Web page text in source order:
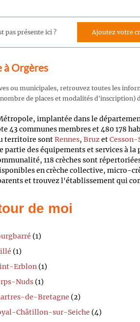
pas présente ici ? Ajoutez votre
à Orgères
ou municipales, retrouvez toutes les
de places et modalités d'inscription)
implantée dans le
43 communes membres et 480 178
territoire sontRennes, BruzetCesson-
partie des équipements et services à la
118 crèches sont
en crèche collective, micro-
et trouvez l'établissement qui
de moi
(1)
(1)
Erblon (1)
Nuds (1)
de-Bretagne (2)
Châtillon-sur-Seiche (4)